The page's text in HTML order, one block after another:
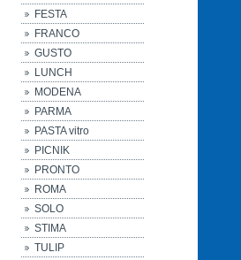
FESTA
FRANCO
GUSTO
LUNCH
MODENA
PARMA
PASTA vitro
PICNIK
PRONTO
ROMA
SOLO
STIMA
TULIP